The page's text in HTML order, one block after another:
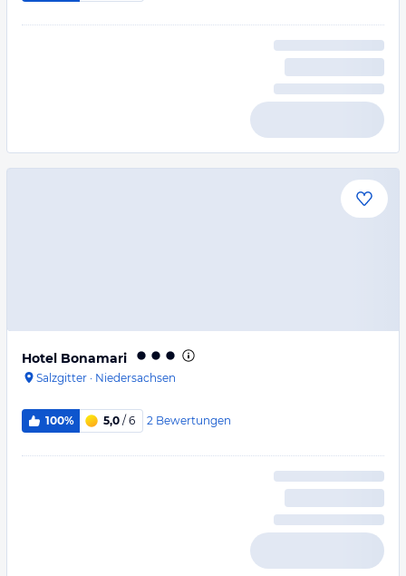
Hotel Bonamari
Salzgitter · Niedersachsen
100% 5,0 / 6 2 Bewertungen